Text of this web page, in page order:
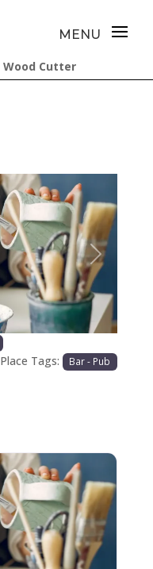
Wood Cutter
Prochaine
Place Tags: Bar - Pub